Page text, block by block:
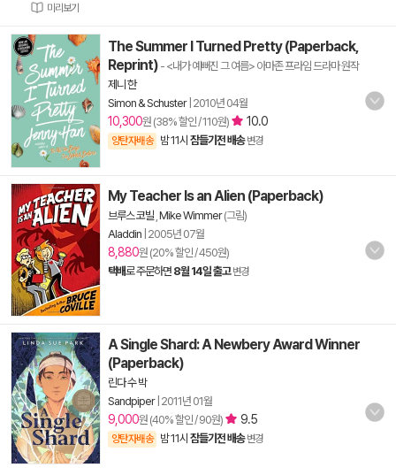
미리보기
The Summer I Turned Pretty (Paperback,
Reprint) - <내가 예뻐진 그 여름> 아마존 프라임 드라마 원작
제니 한
Simon & Schuster| 2010년 04월
10,300원 (38% 할인 / 110원) 10.0
양탄자배송 밤 11시 잠들기전 배송 변경
My Teacher Is an Alien (Paperback)
브루스 코빌 Mike Wimmer(그림)
Aladdin 2005년 07월
8,880원 (20% 할인 / 450원)
택배로 주문하면 8월 14일 출고 변경
A Single Shard: A Newbery Award Winner
(Paperback)
린다 수 박
Sandpiper| 2011년 01월
9,000원 (40% 할인 / 90원) 9.5
양탄자배송 밤 11시 잠들기전 배송 변경